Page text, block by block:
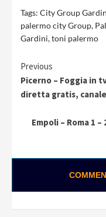
Tags: City Group
palermo city Group,
Gardini,toni palermo
Continue
Reading
Previous
Picerno – Foggia in
diretta gratis,
Empoli – Roma 1